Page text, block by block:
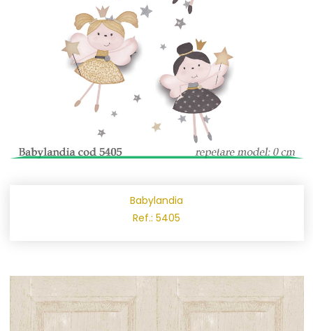
Babylandia
Ref.: 5405